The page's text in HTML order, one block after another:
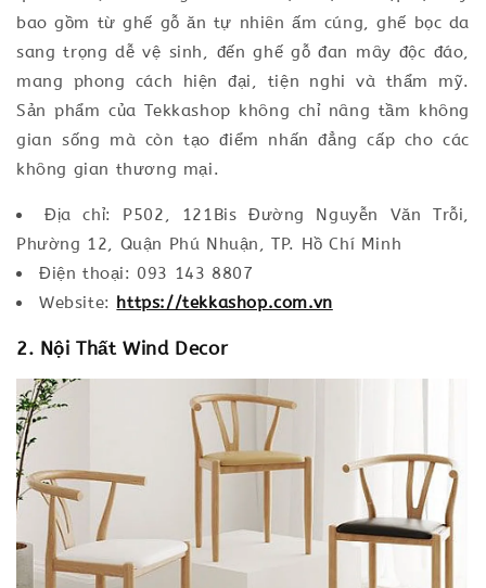
bao gồm từ ghế gỗ ăn tự nhiên ấm cúng, ghế bọc da
sang trọng dễ vệ sinh, đến ghế gỗ đan mây độc đáo,
mang phong cách hiện đại, tiện nghi và thẩm mỹ.
Sản phẩm của Tekkashop không chỉ nâng tầm không
gian sống mà còn tạo điểm nhấn đẳng cấp cho các
không gian thương mại.
Địa chỉ: P502, 121Bis Đường Nguyễn Văn Trỗi,
Phường 12, Quận Phú Nhuận, TP. Hồ Chí Minh
Điện thoại: 093 143 8807
Website: https://tekkashop.com.vn
2. Nội Thất Wind Decor